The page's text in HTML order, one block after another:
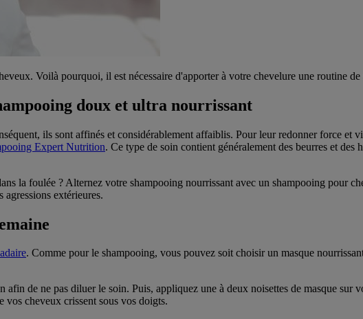
Voilà pourquoi, il est nécessaire d'apporter à votre chevelure une routine de
doux et ultra nourrissant
ils sont affinés et considérablement affaiblis. Pour leur redonner force et
Expert Nutrition. Ce type de soin contient généralement des beurres et
la foulée ? Alternez votre shampooing nourrissant avec un shampooing pour
extérieures.
. Comme pour le shampooing, vous pouvez soit choisir un masque
afin de ne pas diluer le soin. Puis, appliquez une à deux noisettes de masque sur
vos cheveux crissent sous vos doigts.